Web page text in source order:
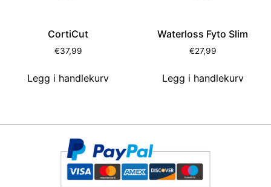
CortiCut
€37,99
Legg i handlekurv
Waterloss Fyto Slim
€27,99
Legg i handlekurv